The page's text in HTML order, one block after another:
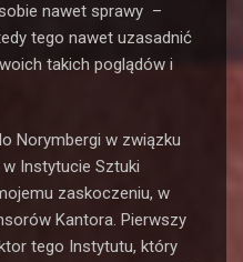
nawet sprawy –
tego nawet uzasadnić
takich poglądów i
Norymbergi w związku
Instytucie Sztuki
zaskoczeniu, w
Kantora. Pierwszy
tego Instytutu, który